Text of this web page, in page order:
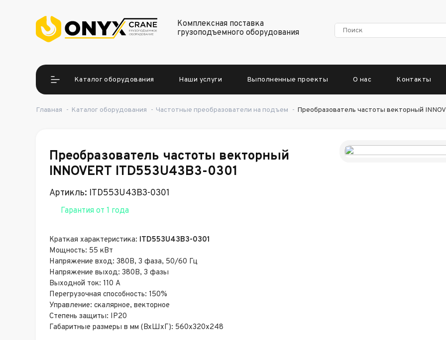
Комплексная поставка
грузоподъемного оборудования
Каталог оборудования Наши услуги Выполненные проекты О нас Контакты
Главная - Каталог оборудования - Частотные преобразователи на подъем - Преобразователь частоты векторный
Преобразователь частоты векторный
INNOVERT ITD553U43B3-0301
Артикль: ITD553U43B3-0301
Гарантия от 1 года
Краткая характеристика: ITD553U43B3-0301
Мощность: 55 кВт
Напряжение вход: 380В, 3 фаза, 50/60 Гц
Напряжение выход: 380В, 3 фазы
Выходной ток: 110 А
Перегрузочная способность: 150%
Управление: скалярное, векторное
Степень защиты: IP20
Габаритные размеры в мм (ВхШхГ): 560х320х248